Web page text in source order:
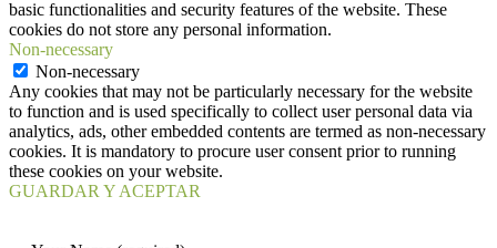
basic functionalities and security features of the website. These
cookies do not store any personal information.
Non-necessary
Non-necessary
Any cookies that may not be particularly necessary for the website
to function and is used specifically to collect user personal data via
analytics, ads, other embedded contents are termed as non-necessary
cookies. It is mandatory to procure user consent prior to running
these cookies on your website.
GUARDAR Y ACEPTAR